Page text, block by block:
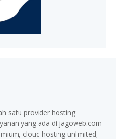
satu provider hosting
yang ada di jagoweb.com
cloud hosting unlimited,